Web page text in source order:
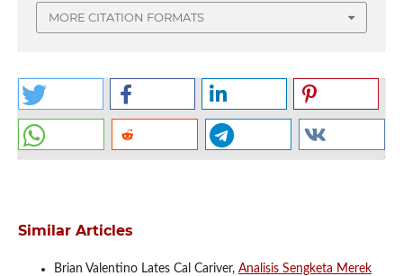
MORE CITATION FORMATS
Similar Articles
Brian Valentino Lates Cal Cariver, Analisis Sengketa Merek